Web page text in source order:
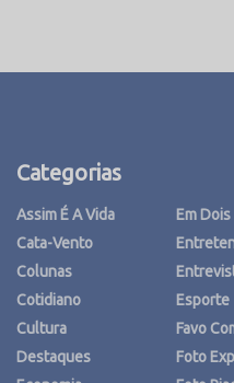
Categorias
Assim É A Vida
Cata-Vento
Colunas
Cotidiano
Cultura
Destaques
Em
Esporte
Favo
Foto